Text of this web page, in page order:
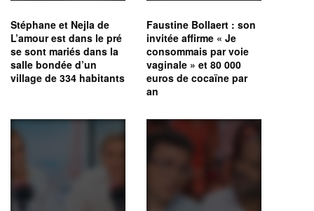
Stéphane et Nejla de
L’amour est dans le pré
se sont mariés dans la
salle bondée d’un
village de 334 habitants
Faustine Bollaert : son
invitée affirme « Je
consommais par voie
vaginale » et 80 000
euros de cocaïne par
an